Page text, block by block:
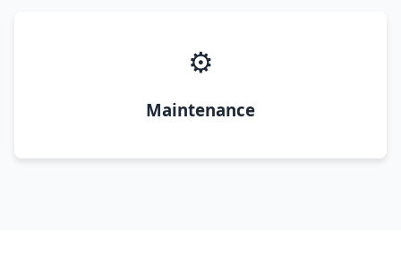
⚙️
Maintenance